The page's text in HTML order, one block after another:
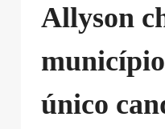
Allyson
único